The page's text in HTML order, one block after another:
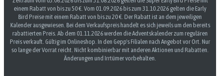
einem Rabatt von bis zu 50 €. Vom 01.09.2026 bis zum 31.10.2026 gelten die Early
Bird Preise mit einem Rabatt von bis zu 20 €. Der Rabatt ist an dem jeweiligen
Kalender ausgewiesen. Bei dem Verkaufspreis handelt es sich jeweils um den bereits
rabattierten Preis. Ab dem 01.11.2026 werden die Adventskalender zum regulären
Preis verkauft. Gültig im Onlineshop. In den Gepp's Filialen nach Angebot vor Ort. Nur
so lange der Vorrat reicht. Nicht kombinierbar mit anderen Aktionen und Rabatten.
Änderungen und Irrtümer vorbehalten.